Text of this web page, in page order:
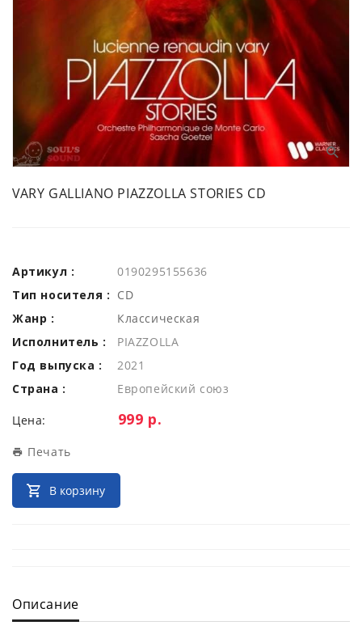
VARY GALLIANO PIAZZOLLA STORIES CD
Артикул :
0190295155636
Тип носителя : CD
Жанр :
Классическая
Исполнитель :
PIAZZOLLA
Год выпуска :
2021
Страна :
Европейский союз
Цена: Цена:
999 р.
Печать
В корзину
Описание